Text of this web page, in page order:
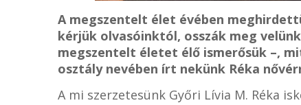
A megszentelt élet évében
kérjük olvasóinktól, osszák meg
megszentelt életet élő ismerősük –,
osztály nevében írt nekünk Réka
A mi szerzetesünk Győri Lívia M. Réka